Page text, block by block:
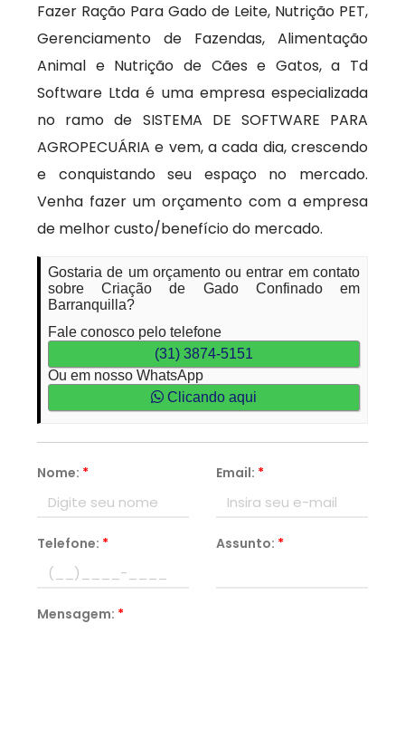
Fazer Ração Para Gado de Leite, Nutrição PET,
Gerenciamento de Fazendas, Alimentação
Animal e Nutrição de Cães e Gatos, a Td
Software Ltda é uma empresa especializada
no ramo de SISTEMA DE SOFTWARE PARA
AGROPECUÁRIA e vem, a cada dia, crescendo
e conquistando seu espaço no mercado.
Venha fazer um orçamento com a empresa
de melhor custo/benefício do mercado.
Gostaria de um orçamento ou entrar em contato
sobre Criação de Gado Confinado em
Barranquilla?
Fale conosco pelo telefone
(31) 3874-5151
Ou em nosso WhatsApp
Clicando aqui
Nome: * Email: *
Telefone: * Assunto: *
Mensagem: *